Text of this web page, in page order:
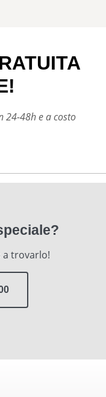
24-48h e a costo
a trovarlo!